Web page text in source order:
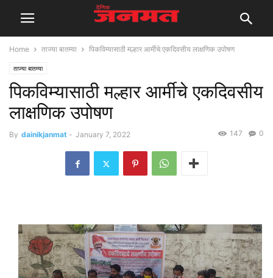
Home ताज्या बातम्या पिकविम्यासाठी मल्हार आर्मीचे एकदिवसीय लाक्षणिक उपोषण
ताज्या बातम्या
पिकविम्यासाठी मल्हार आर्मीचे एकदिवसीय
लाक्षणिक उपोषण
By dainikjanmat - January 7, 2022 0
147